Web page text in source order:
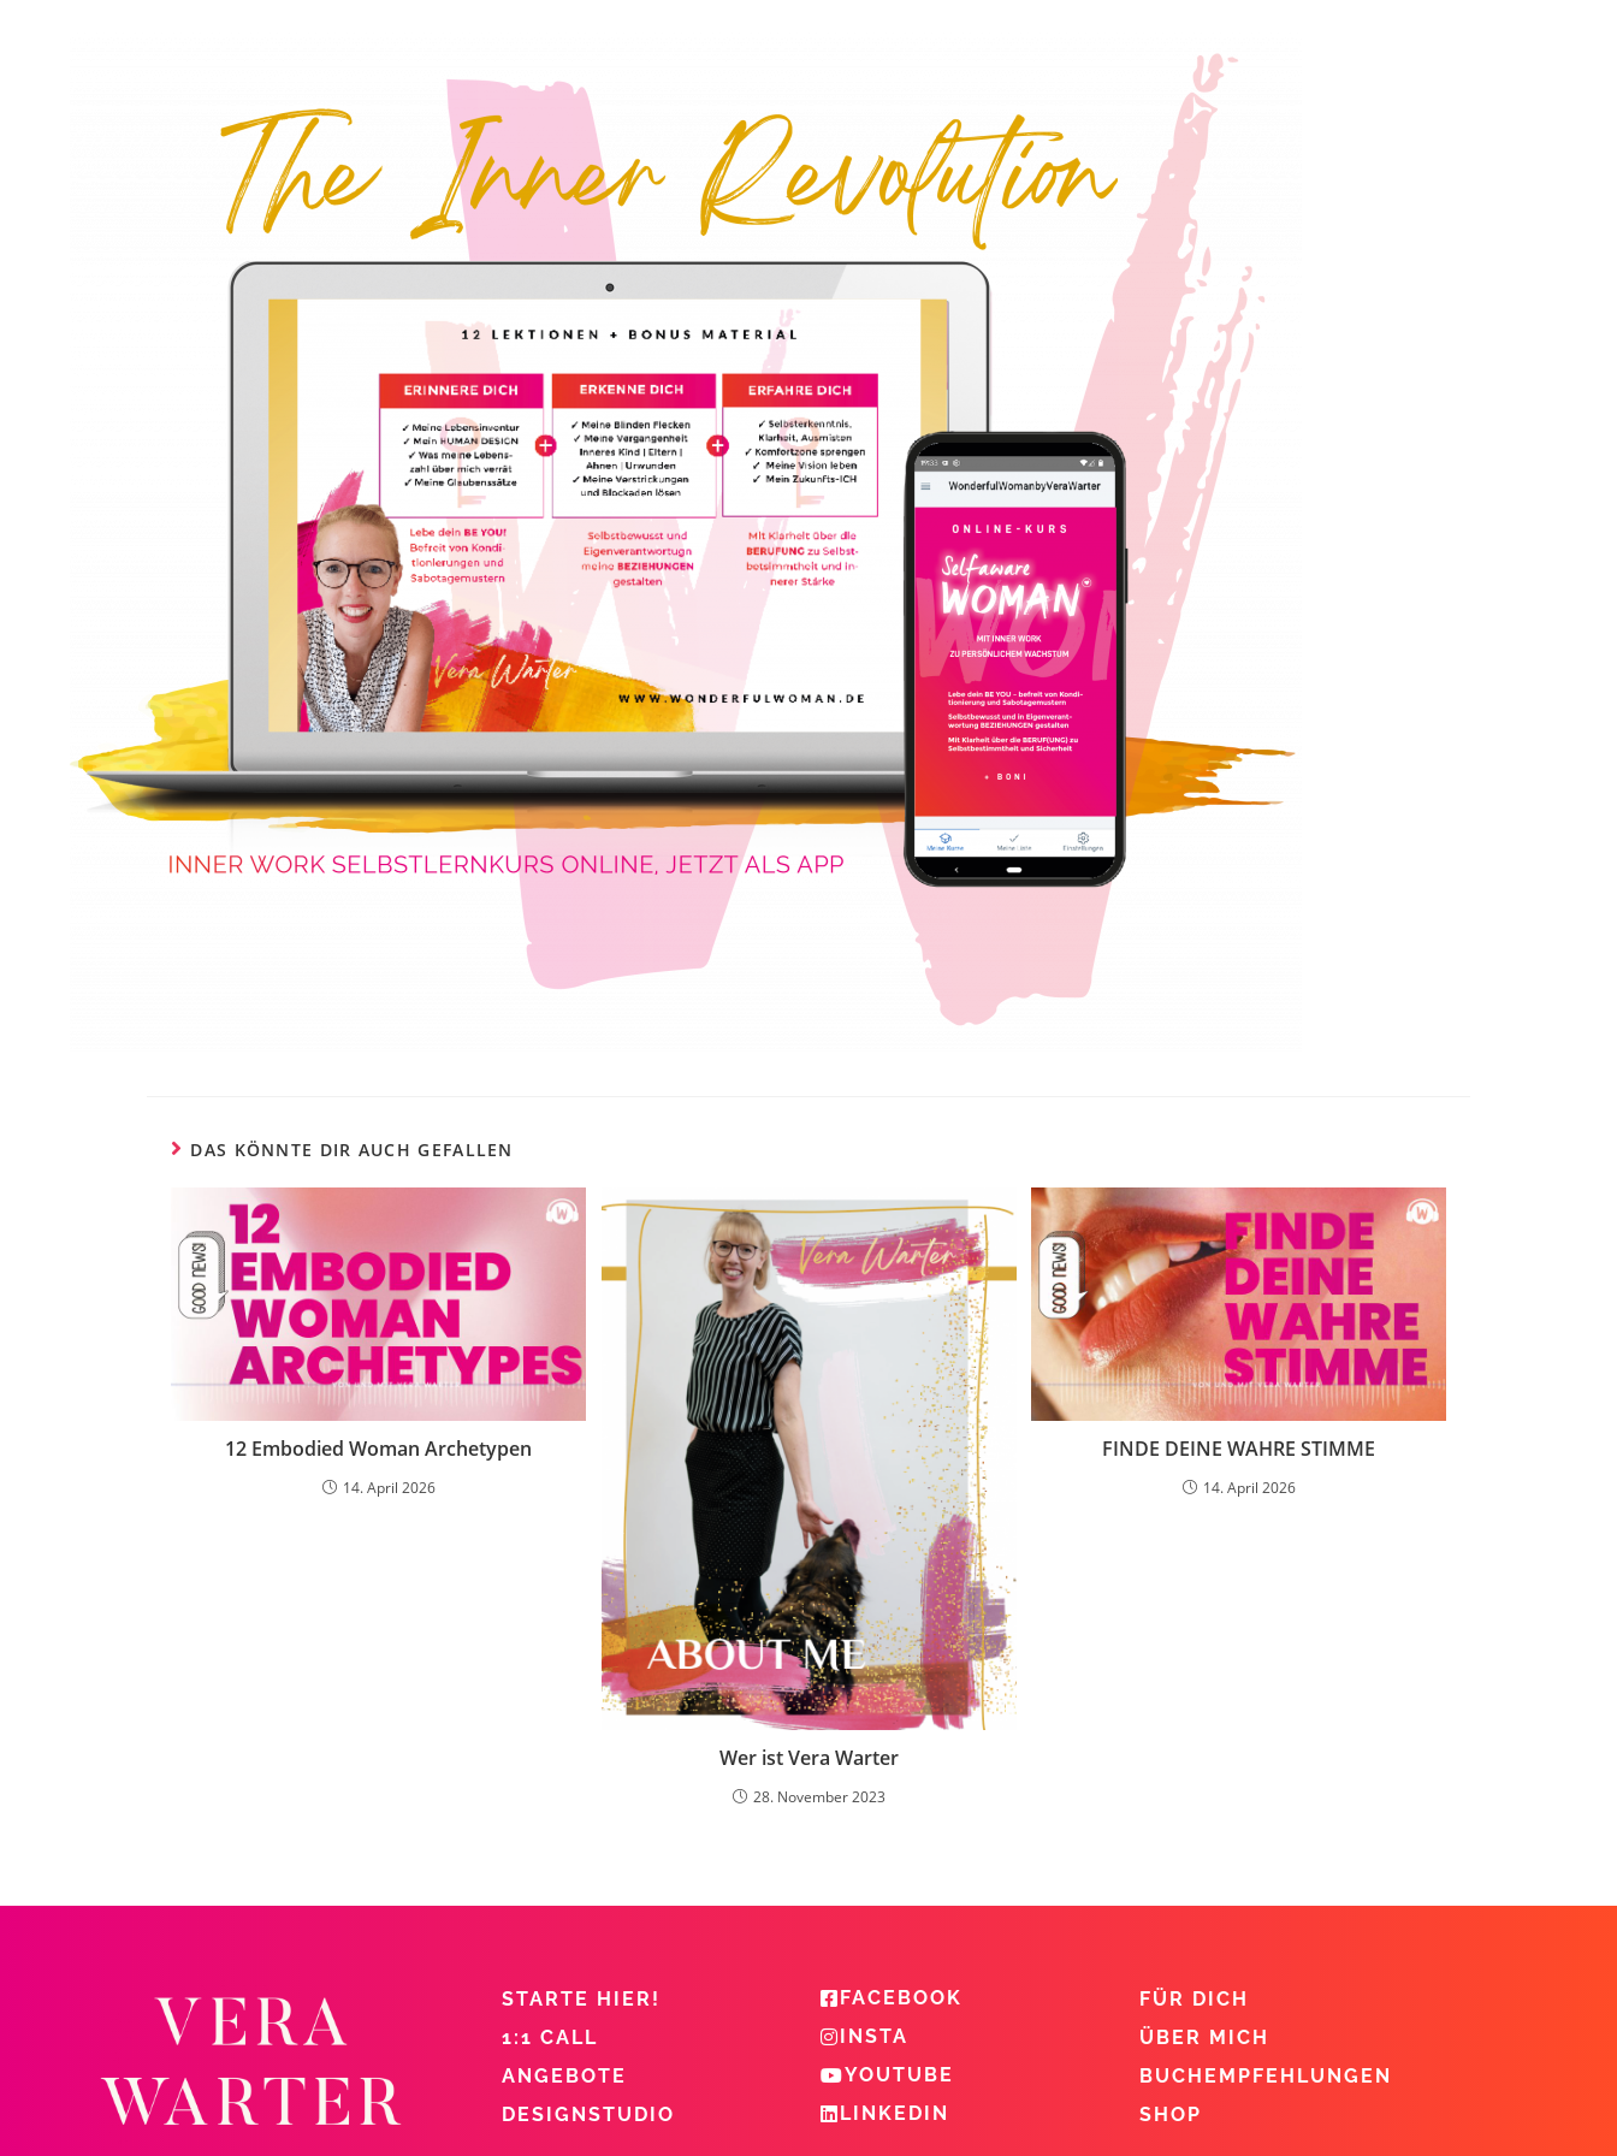
DAS KÖNNTE DIR AUCH GEFALLEN
12 Embodied Woman Archetypen
14. April 2026
Wer ist Vera Warter
28. November 2023
FINDE DEINE WAHRE STIMME
14. April 2026
STARTE HIER!
1:1 CALL
ANGEBOTE
DESIGNSTUDIO
FACEBOOK
INSTA
YOUTUBE
LINKEDIN
FÜR DICH
ÜBER MICH
BUCHEMPFEHLUNGEN
SHOP